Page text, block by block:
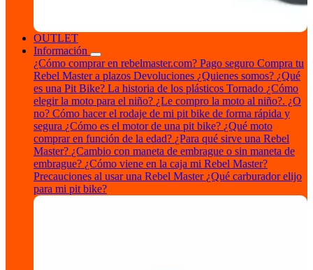
OUTLET
Información
¿Cómo comprar en rebelmaster.com? Pago seguro Compra tu
Rebel Master a plazos Devoluciones ¿Quienes somos? ¿Qué
es una Pit Bike? La historia de los plásticos Tornado ¿Cómo
elegir la moto para el niño? ¿Le compro la moto al niño?. ¿O
no? Cómo hacer el rodaje de mi pit bike de forma rápida y
segura ¿Cómo es el motor de una pit bike? ¿Qué moto
comprar en función de la edad? ¿Para qué sirve una Rebel
Master? ¿Cambio con maneta de embrague o sin maneta de
embrague? ¿Cómo viene en la caja mi Rebel Master?
Precauciones al usar una Rebel Master ¿Qué carburador elijo
para mi pit bike?